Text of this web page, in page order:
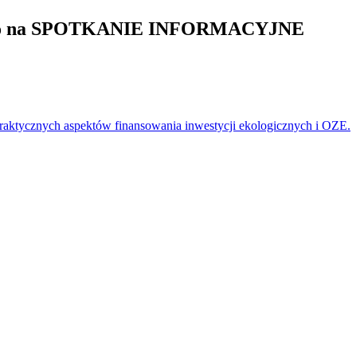
na SPOTKANIE INFORMACYJNE
aspektów finansowania inwestycji ekologicznych i OZE.